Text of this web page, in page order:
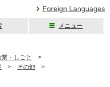
Foreign Languages
メニュー
・しごと
>
> その他 >